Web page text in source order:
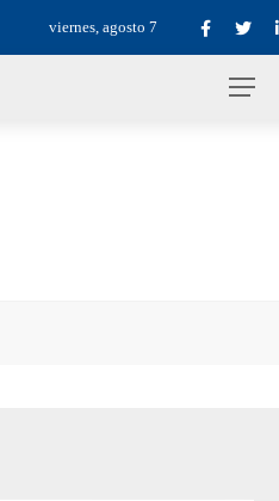
viernes, agosto 7